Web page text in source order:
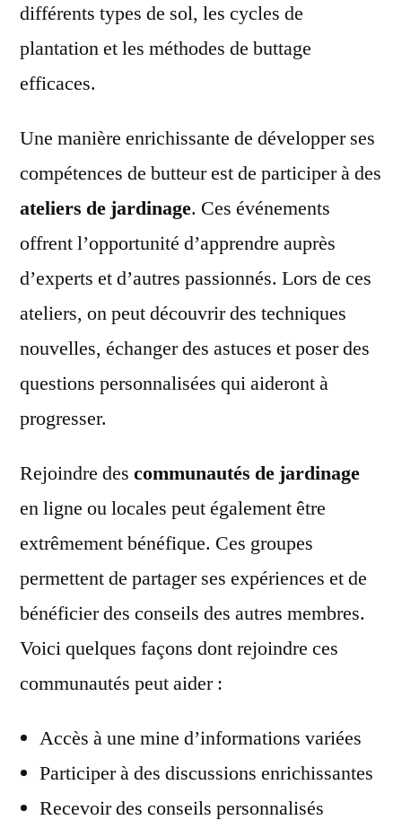
différents types de sol, les cycles de
plantation et les méthodes de buttage
efficaces.
Une manière enrichissante de développer ses
compétences de butteur est de participer à des
ateliers de jardinage. Ces événements
offrent l’opportunité d’apprendre auprès
d’experts et d’autres passionnés. Lors de ces
ateliers, on peut découvrir des techniques
nouvelles, échanger des astuces et poser des
questions personnalisées qui aideront à
progresser.
Rejoindre des communautés de jardinage
en ligne ou locales peut également être
extrêmement bénéfique. Ces groupes
permettent de partager ses expériences et de
bénéficier des conseils des autres membres.
Voici quelques façons dont rejoindre ces
communautés peut aider :
Accès à une mine d’informations variées
Participer à des discussions enrichissantes
Recevoir des conseils personnalisés